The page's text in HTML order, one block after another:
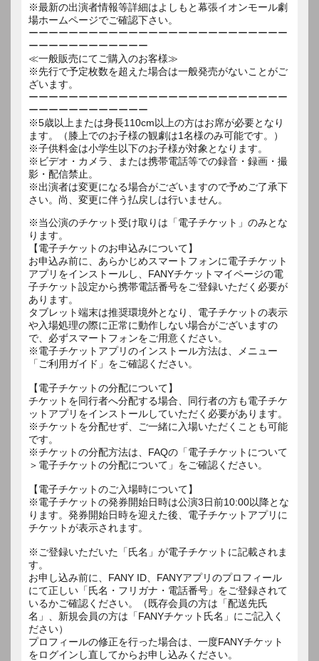
※最新の出演者情報等詳細はよしもと幕張イオンモール劇
場ホームページでご確認下さい。
ーーーーーーーーーーーーーーーーーーーーーーーーーー
ーーーーーーーーーーーー
≪一般販売にてご購入のお客様≫
※先行で予定枚数を超えた場合は一般発売がないことがご
ざいます。
ーーーーーーーーーーーーーーーーーーーーーーーーーー
ーーーーーーーーーーーー
※5歳以上または身長110cm以上の方はお席が必要となり
ます。（膝上でのお子様の観劇は1名様のみ可能です。）
※子供料金は小学生以下のお子様が対象となります。
※ビデオ・カメラ、または携帯電話等での録音・録画・撮
影・配信禁止。
※出演者は変更になる場合がございますので予めご了承下
さい。尚、変更に伴う払戻しは行いません。
※当公演のチケット受け取りは「電子チケット」のみとな
ります。
【電子チケットのお申込みについて】
お申込み前に、あらかじめスマートフォンに電子チケット
アプリをインストールし、FANYチケットマイページの電
子チケット設定から携帯電話番号をご登録いただく必要が
あります。
タブレット端末は推奨環境外となり、電子チケットの表示
や入場処理の際に正常に動作しない場合がございますの
で、必ずスマートフォンをご用意ください。
※電子チケットアプリのインストール方法は、メニュー
「ご利用ガイド」をご確認ください。
【電子チケットの分配について】
チケットを同行者へ分配する場合、同行者の方も電子チケ
ットアプリをインストールしていただく必要があります。
※チケットを分配せず、ご一緒に入場いただくことも可能
です。
※チケットの分配方法は、FAQの「電子チケットについて
＞電子チケットの分配について」をご確認ください。
【電子チケットのご入場時について】
※電子チケットの発券開始日時は公演3日前10:00以降とな
ります。発券開始日時を迎えた後、電子チケットアプリに
チケットが表示されます。
※ご登録いただいた「氏名」が電子チケットに記載されま
す。
お申し込み前に、FANY ID、FANYアプリのプロフィール
にて正しい「氏名・フリガナ・電話番号」をご登録されて
いるかご確認ください。（既存会員の方は「配送先氏
名」、新規会員の方は「FANYチケット氏名」にご記入く
ださい）
プロフィールの修正を行った場合は、一度FANYチケット
をログインし直してからお申し込みください。